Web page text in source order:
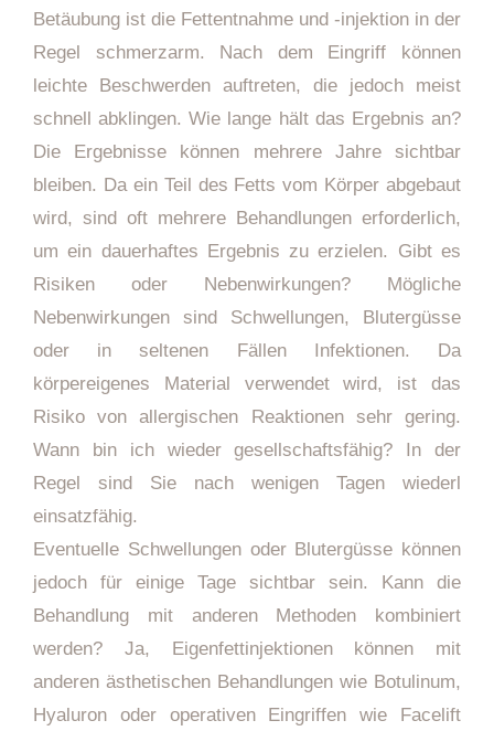
Betäubung ist die Fettentnahme und -injektion in der
Regel schmerzarm. Nach dem Eingriff können
leichte Beschwerden auftreten, die jedoch meist
schnell abklingen. Wie lange hält das Ergebnis an?
Die Ergebnisse können mehrere Jahre sichtbar
bleiben. Da ein Teil des Fetts vom Körper abgebaut
wird, sind oft mehrere Behandlungen erforderlich,
um ein dauerhaftes Ergebnis zu erzielen. Gibt es
Risiken oder Nebenwirkungen? Mögliche
Nebenwirkungen sind Schwellungen, Blutergüsse
oder in seltenen Fällen Infektionen. Da
körpereigenes Material verwendet wird, ist das
Risiko von allergischen Reaktionen sehr gering.
Wann bin ich wieder gesellschaftsfähig? In der
Regel sind Sie nach wenigen Tagen wiederl
einsatzfähig.
Eventuelle Schwellungen oder Blutergüsse können
jedoch für einige Tage sichtbar sein. Kann die
Behandlung mit anderen Methoden kombiniert
werden? Ja, Eigenfettinjektionen können mit
anderen ästhetischen Behandlungen wie Botulinum,
Hyaluron oder operativen Eingriffen wie Facelift